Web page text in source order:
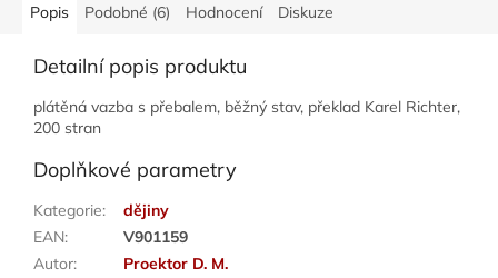
Popis Podobné (6) Hodnocení Diskuze
Detailní popis produktu
plátěná vazba s přebalem, běžný stav, překlad Karel Richter,
200 stran
Doplňkové parametry
Kategorie:
dějiny
EAN:
V901159
Autor:
Proektor D. M.